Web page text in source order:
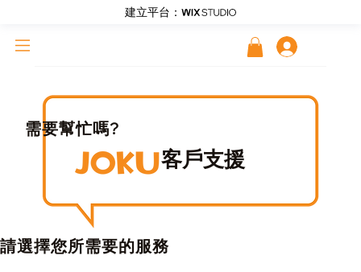
建立平台：
​請選擇您所需要的服務
需要幫忙嗎?
客戶支援